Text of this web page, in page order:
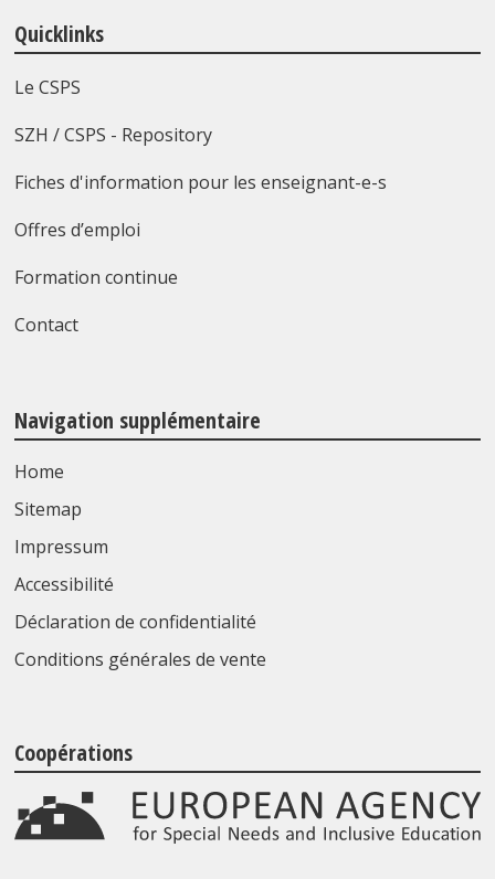
Quicklinks
Le CSPS
SZH / CSPS - Repository
Fiches d'information pour les enseignant-e-s
Offres d’emploi
Formation continue
Contact
Navigation supplémentaire
Home
Sitemap
Impressum
Accessibilité
Déclaration de confidentialité
Conditions générales de vente
Coopérations